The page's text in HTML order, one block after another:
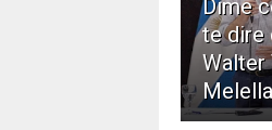
Dime
te dire
Walter